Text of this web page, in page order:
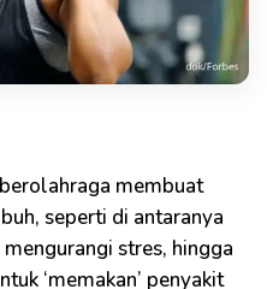
membuat
seperti di antaranya
stres, hingga
‘memakan’ penyakit